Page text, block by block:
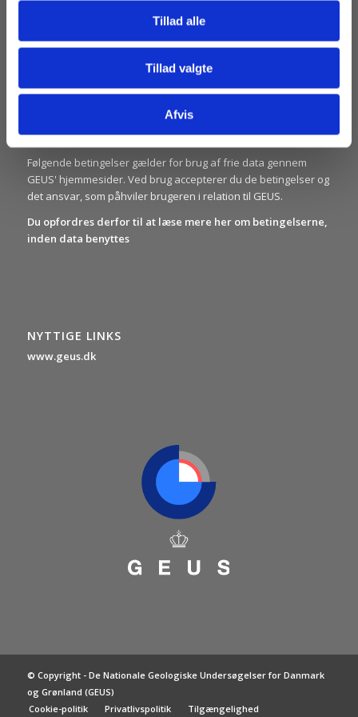
Tillad alle
Tillad valgte
Afvis
kommuner og andre med interesse i etablering af geotermisk
varmeforsyning.
BRUGERBETINGELSER
Følgende betingelser gælder for brug af frie data gennem
GEUS' hjemmesider. Ved brug accepterer du de betingelser og
det ansvar, som påhviler brugeren i relation til GEUS.
Du opfordres derfor til at læse mere her om betingelserne,
inden data benyttes
NYTTIGE LINKS
www.geus.dk
© Copyright - De Nationale Geologiske Undersøgelser for Danmark
og Grønland (GEUS)
Cookie-politik
Privatlivspolitik Tilgængelighed